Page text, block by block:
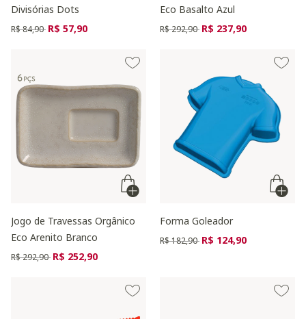
Divisórias Dots
Preço reduzido de
R$ 84,90 para
R$ 57,90
Eco Basalto Azul
Preço reduzido de
R$ 292,90 para
R$ 237,90
Jogo de Travessas Orgânico
Eco Arenito Branco
Preço reduzido de
R$ 292,90 para
R$ 252,90
Forma Goleador
Preço reduzido de
R$ 182,90 para
R$ 124,90